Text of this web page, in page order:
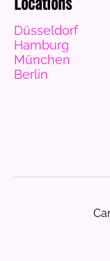
Düsseldorf
Hamburg
München
Berlin